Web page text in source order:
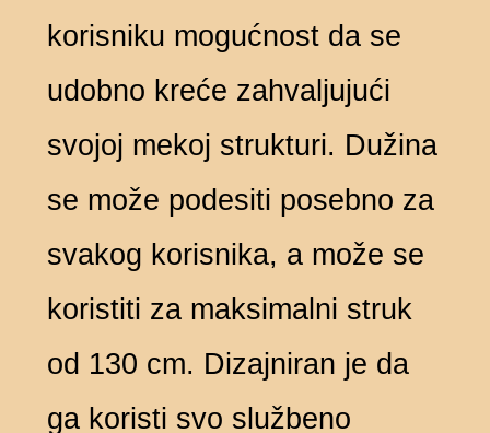
korisniku mogućnost da se
udobno kreće zahvaljujući
svojoj mekoj strukturi. Dužina
se može podesiti posebno za
svakog korisnika, a može se
koristiti za maksimalni struk
od 130 cm. Dizajniran je da
ga koristi svo službeno